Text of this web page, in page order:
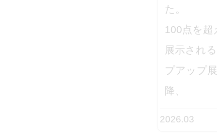
た。
100点を
展示され
プアップ
降、
2026.03